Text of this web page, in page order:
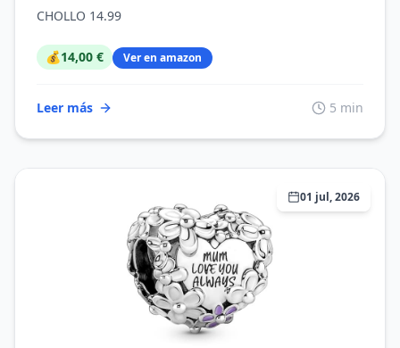
CHOLLO 14.99
💰14,00 € Ver en amazon
Leer más 5 min
01 jul, 2026